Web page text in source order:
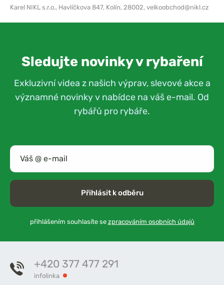
Karel NIKL s.r.o., Havlíčkova 847, Kolín, 28002, velkoobchod@nikl.cz
Sledujte novinky v rybaření
Exkluzivní videa z našich výprav, slevové akce a
významné novinky v nabídce na váš e-mail. Od
rybářů pro rybáře.
Přihlásit k odběru
přihlášením souhlasíte se zpracováním osobních údajů
+420 377 477 291
infolinka